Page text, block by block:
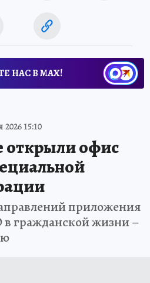
НАС В МАХ!
15:10
открыли офис
приложения
в гражданской жизни –